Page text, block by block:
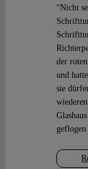
“Nicht
der
und
sie